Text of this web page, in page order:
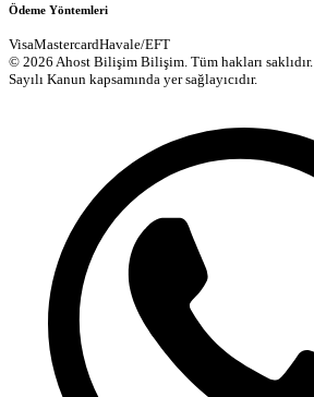
Ödeme Yöntemleri
VisaMastercardHavale/EFT
© 2026 Ahost Bilişim Bilişim. Tüm hakları saklıdır.
Sayılı Kanun kapsamında yer sağlayıcıdır.